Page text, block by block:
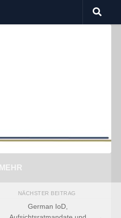
MEHR
NÄCHSTER BEITRAG
German IoD,